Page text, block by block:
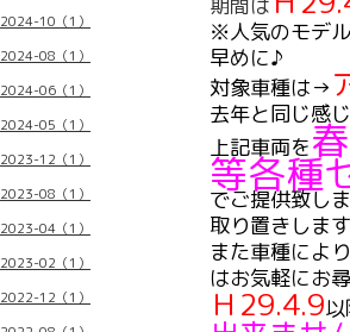
※人気のモデ
早めに♪
対象車種は→
去年と同じ感
上記車両を
等各種
でご提供致し
取り置きしま
また車種によ
はお気軽にお
Ｈ29.4.9
2024-10（1）
2024-08（1）
2024-06（1）
2024-05（1）
2023-12（1）
2023-08（1）
2023-04（1）
2023-02（1）
2022-12（1）